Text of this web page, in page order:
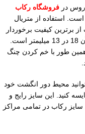
در فروشگاه رکاب
استفاده از متریال
برترین کیفیت برخوردار
باشد. این انگشتر خالی صفوی دارای ابعاد سنگ آن 18 در 13 میلیمتر است.
همین طور با خم کردن چنگ
میتوانید محیط دور انگشت خود
سپس با عدد 64 میلیمتر مقایسه کنید. این سایز رایج و
رکاب در تمامی مراکز